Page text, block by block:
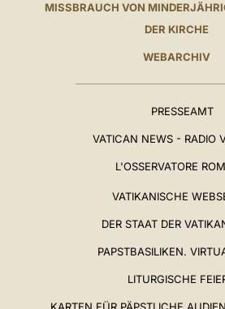
MISSBRAUCH VON
DER KIRCHE
WEBARCHIV
PRESSEAMT
VATICAN NEWS - RADIO
L'OSSERVATORE
VATIKANISCHE
DER STAAT DER
PAPSTBASILIKEN.
LITURGISCHE